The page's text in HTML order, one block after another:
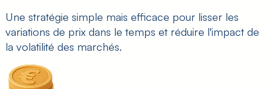
Une stratégie simple mais efficace pour lisser les
variations de prix dans le temps et réduire l'impact de
la volatilité des marchés.